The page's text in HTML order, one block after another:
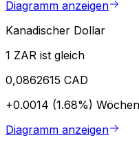
Diagramm anzeigen
Kanadischer Dollar
1 ZAR ist gleich
0,0862615 CAD
+0.0014 (1.68%)
Diagramm anzeigen